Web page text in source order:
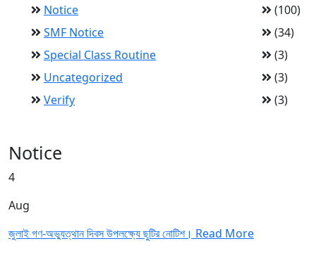
Notice
(100)
SMF Notice
(34)
Special Class Routine
(3)
Uncategorized
(3)
Verify
(3)
Notice
4
Aug
জুলাই গণ-অভ্যুত্থান দিবস উপলক্ষ্যে ছুটির নোটিশ। Read More